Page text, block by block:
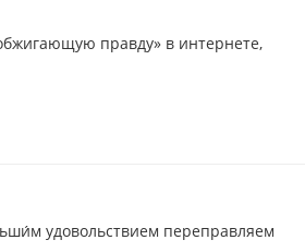
правду» в интернете,
удовольствием переправляем